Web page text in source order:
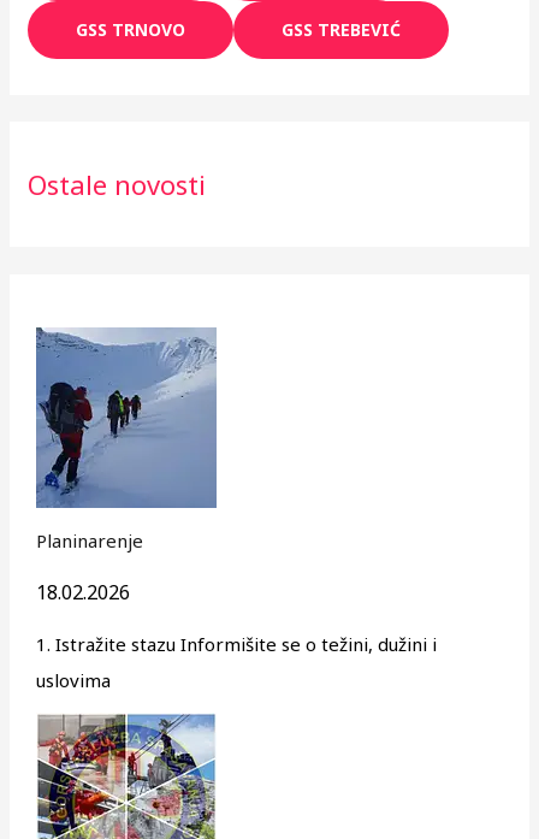
GSS TRNOVO GSS TREBEVIĆ
Ostale novosti
Planinarenje
18.02.2026
1. Istražite stazu Informišite se o težini, dužini i
uslovima